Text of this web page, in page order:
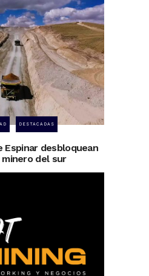
DESTACADAS
Espinar desbloquean
del sur